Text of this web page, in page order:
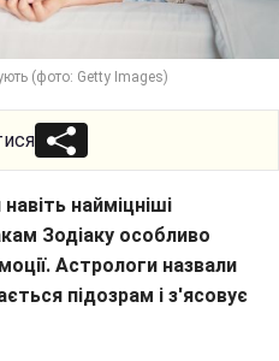
(фото: Getty Images)
найміцніші
Зодіаку особливо
Астрологи назвали
підозрам і з'ясовує